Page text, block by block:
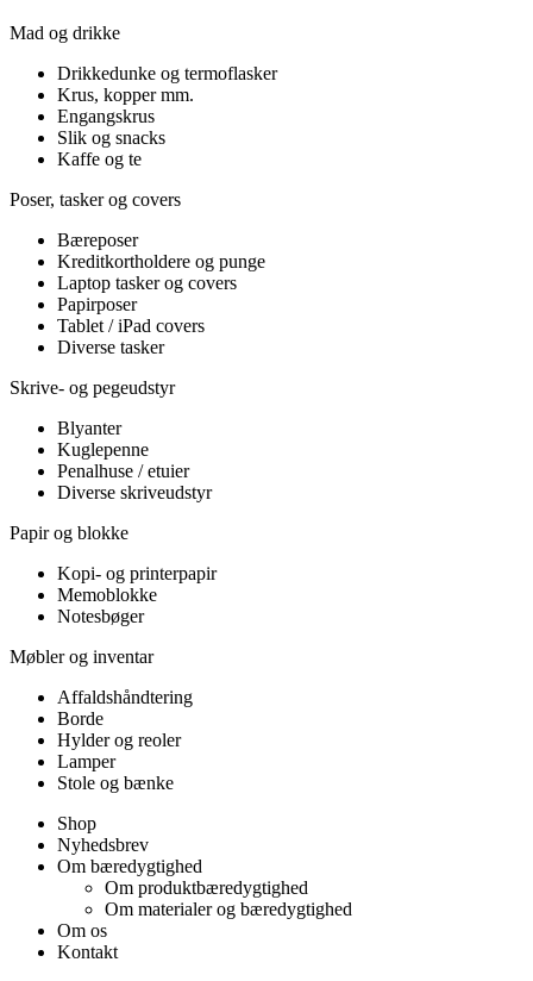
Mad og drikke
Drikkedunke og termoflasker
Krus, kopper mm.
Engangskrus
Slik og snacks
Kaffe og te
Poser, tasker og covers
Bæreposer
Kreditkortholdere og punge
Laptop tasker og covers
Papirposer
Tablet / iPad covers
Diverse tasker
Skrive- og pegeudstyr
Blyanter
Kuglepenne
Penalhuse / etuier
Diverse skriveudstyr
Papir og blokke
Kopi- og printerpapir
Memoblokke
Notesbøger
Møbler og inventar
Affaldshåndtering
Borde
Hylder og reoler
Lamper
Stole og bænke
Shop
Nyhedsbrev
Om bæredygtighed
Om produktbæredygtighed
Om materialer og bæredygtighed
Om os
Kontakt